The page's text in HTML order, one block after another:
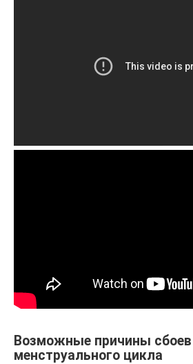
Возможные причины
менструального цикла